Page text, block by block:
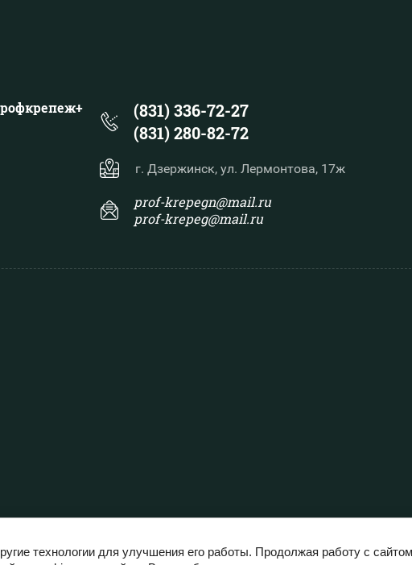
(831) 336-72-27
(831) 280-82-72
г. Дзержинск, ул. Лермонтова, 17ж
prof-krepegn@mail.ru
prof-krepeg@mail.ru
технологии для улучшения его работы. Продолжая работу с